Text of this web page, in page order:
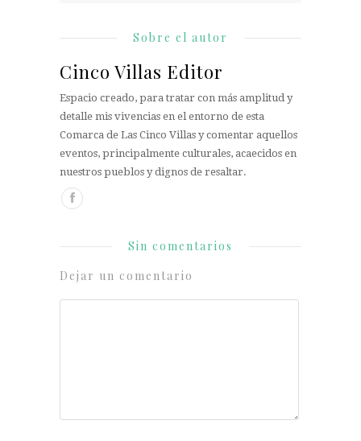
Sobre el autor
Cinco Villas Editor
Espacio creado, para tratar con más amplitud y
detalle mis vivencias en el entorno de esta
Comarca de Las Cinco Villas y comentar aquellos
eventos, principalmente culturales, acaecidos en
nuestros pueblos y dignos de resaltar.
Sin comentarios
Dejar un comentario